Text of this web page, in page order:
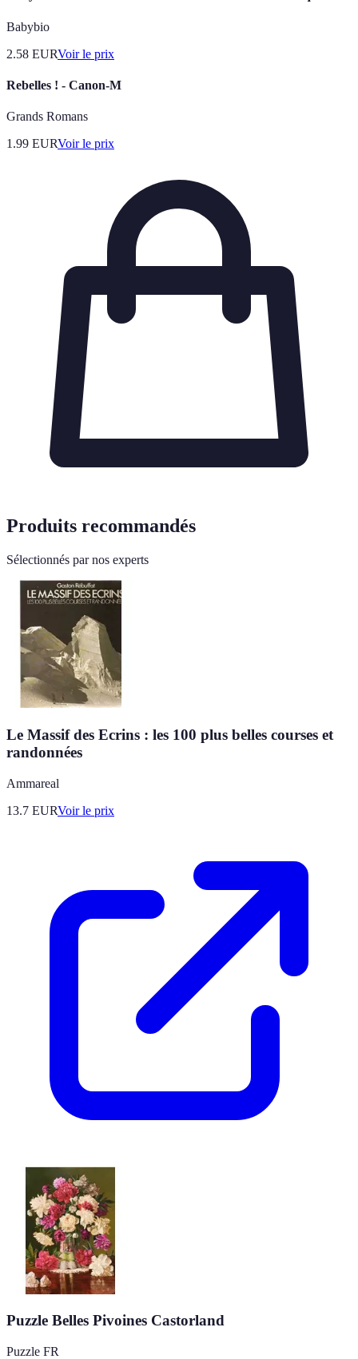
Babybio
2.58 EURVoir le prix
Rebelles ! - Canon-M
Grands Romans
1.99 EURVoir le prix
Produits recommandés
Sélectionnés par nos experts
Le Massif des Ecrins : les 100 plus belles courses et
randonnées
Ammareal
13.7 EURVoir le prix
Puzzle Belles Pivoines Castorland
Puzzle FR